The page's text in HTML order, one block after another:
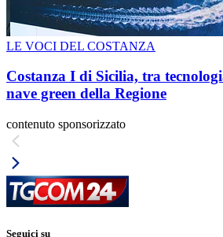
LE VOCI DEL COSTANZA
Costanza I di Sicilia, tra
nave green della Regione
contenuto sponsorizzato
Seguici su